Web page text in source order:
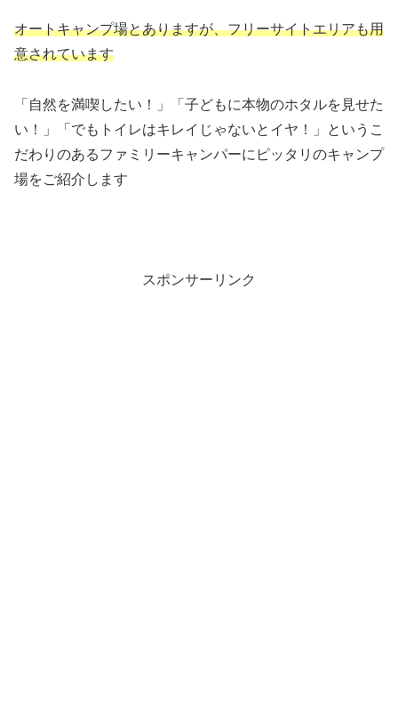
オートキャンプ場とありますが、フリーサイトエリアも用
意されています
「自然を満喫したい！」「子どもに本物のホタルを見せた
い！」「でもトイレはキレイじゃないとイヤ！」というこ
だわりのあるファミリーキャンパーにピッタリのキャンプ
場をご紹介します
スポンサーリンク